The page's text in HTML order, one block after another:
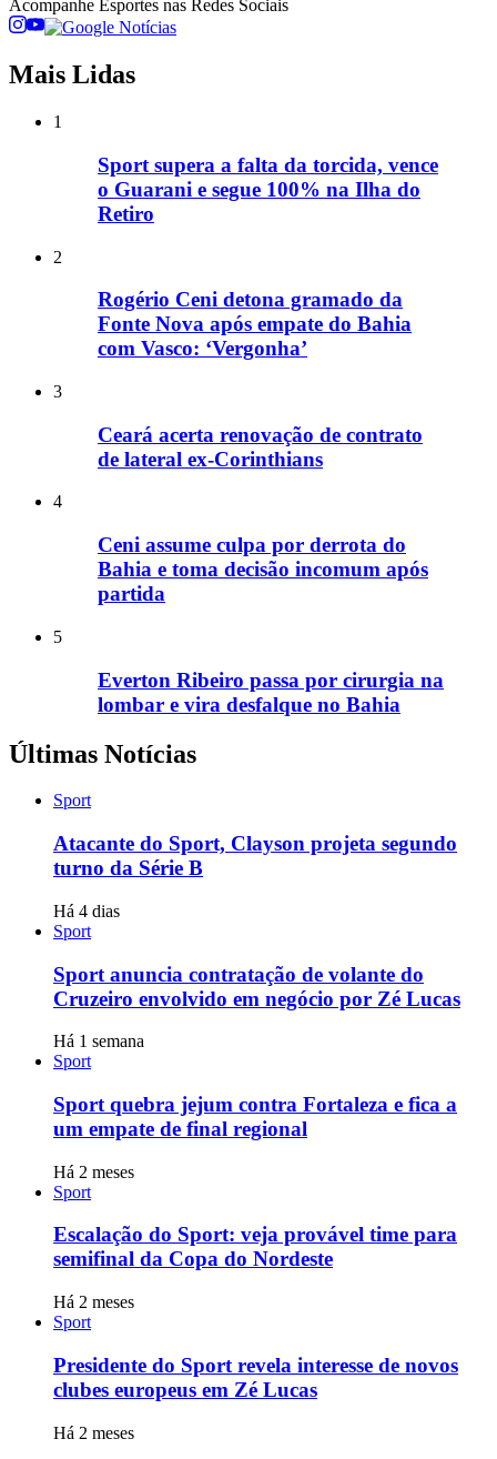
Acompanhe Esportes nas Redes Sociais
Mais Lidas
1
Sport supera a falta da torcida, vence
o Guarani e segue 100% na Ilha do
Retiro
2
Rogério Ceni detona gramado da
Fonte Nova após empate do Bahia
com Vasco: ‘Vergonha’
3
Ceará acerta renovação de contrato
de lateral ex-Corinthians
4
Ceni assume culpa por derrota do
Bahia e toma decisão incomum após
partida
5
Everton Ribeiro passa por cirurgia na
lombar e vira desfalque no Bahia
Últimas Notícias
Sport
Atacante do Sport, Clayson projeta segundo
turno da Série B
Há 4 dias
Sport
Sport anuncia contratação de volante do
Cruzeiro envolvido em negócio por Zé Lucas
Há 1 semana
Sport
Sport quebra jejum contra Fortaleza e fica a
um empate de final regional
Há 2 meses
Sport
Escalação do Sport: veja provável time para
semifinal da Copa do Nordeste
Há 2 meses
Sport
Presidente do Sport revela interesse de novos
clubes europeus em Zé Lucas
Há 2 meses